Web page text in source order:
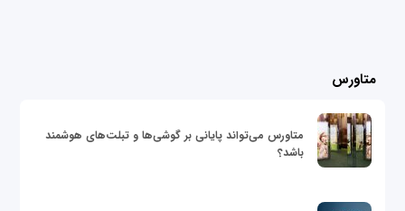
متاورس
متاورس می‌تواند پایانی بر گوشی‌ها و تبلت‌های هوشمند
باشد؟